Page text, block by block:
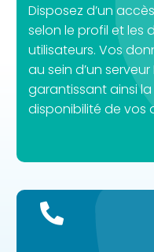
Disposez d’un
selon le profil et les
utilisateurs. Vos
au sein d’un serveur
garantissant ainsi
disponibilité de vos